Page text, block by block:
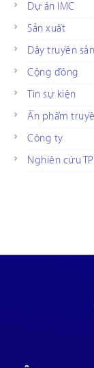
Dự án IMC
Sản xuất
Dây truyền
Cộng đồng
Tin sự kiện
Ấn phẩm
Công ty
Nghiên cứu